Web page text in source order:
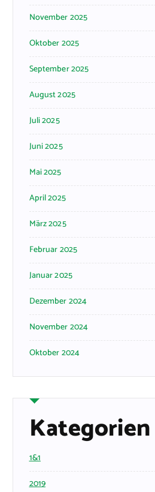
November 2025
Oktober 2025
September 2025
August 2025
Juli 2025
Juni 2025
Mai 2025
April 2025
März 2025
Februar 2025
Januar 2025
Dezember 2024
November 2024
Oktober 2024
Kategorien
1&1
2019